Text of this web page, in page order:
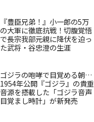
『豊臣兄弟！』小一郎の5万
の大軍に徹底抗戦！切腹覚悟
で長宗我部元親に降伏を迫っ
た武将・谷忠澄の生涯
ゴジラの咆哮で目覚める朝…
1954年公開『ゴジラ』の貴重
音源を搭載した「ゴジラ音声
目覚まし時計」が新発売